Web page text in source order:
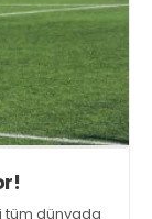
tüm dünyada